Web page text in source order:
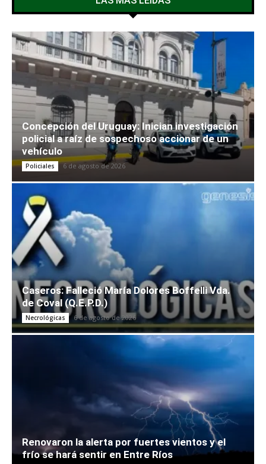
Concepción del Uruguay: Inician investigación
policial a raíz de sospechoso accionar de un
vehículo
Policiales 6 de agosto de 2026
Caseros: Falleció María Dolores Boffelli Vda.
de Coval (Q.E.P.D.)
Necrológicas 6 de agosto de 2026
Renovaron la alerta por fuertes vientos y el
frío se hará sentir en Entre Ríos